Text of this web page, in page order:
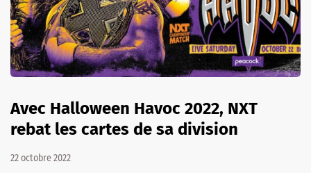
Avec Halloween Havoc 2022, NXT
rebat les cartes de sa division
22 octobre 2022